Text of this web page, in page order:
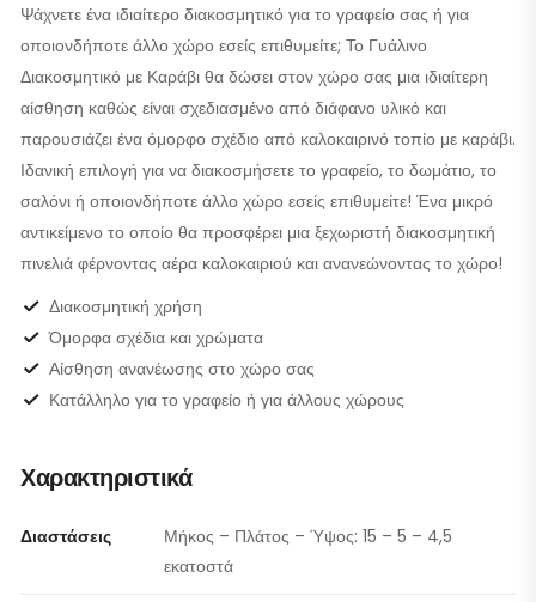
Ψάχνετε ένα ιδιαίτερο διακοσμητικό για το γραφείο σας ή για
οποιονδήποτε άλλο χώρο εσείς επιθυμείτε; Το Γυάλινο
Διακοσμητικό με Καράβι θα δώσει στον χώρο σας μια ιδιαίτερη
αίσθηση καθώς είναι σχεδιασμένο από διάφανο υλικό και
παρουσιάζει ένα όμορφο σχέδιο από καλοκαιρινό τοπίο με καράβι.
Ιδανική επιλογή για να διακοσμήσετε το γραφείο, το δωμάτιο, το
σαλόνι ή οποιονδήποτε άλλο χώρο εσείς επιθυμείτε! Ένα μικρό
αντικείμενο το οποίο θα προσφέρει μια ξεχωριστή διακοσμητική
πινελιά φέρνοντας αέρα καλοκαιριού και ανανεώνοντας το χώρο!
Διακοσμητική χρήση
Όμορφα σχέδια και χρώματα
Αίσθηση ανανέωσης στο χώρο σας
Κατάλληλο για το γραφείο ή για άλλους χώρους
Χαρακτηριστικά
Διαστάσεις
Μήκος – Πλάτος – Ύψος: 15 – 5 – 4,5
εκατοστά